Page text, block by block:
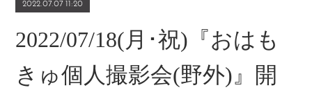
2022.07.07 11:20
2022/07/18(月･祝)『おはも
きゅ個人撮影会(野外)』開